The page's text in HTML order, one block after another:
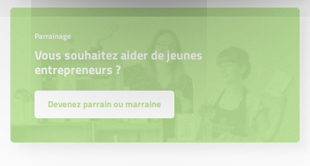
Parrainage
Vous souhaitez aider de jeunes
entrepreneurs ?
Devenez parrain ou marraine